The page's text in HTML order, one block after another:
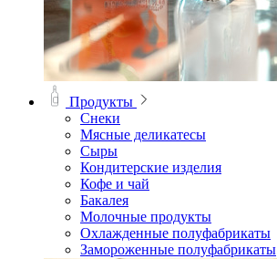
Продукты
Снеки
Мясные деликатесы
Сыры
Кондитерские изделия
Кофе и чай
Бакалея
Молочные продукты
Охлажденные полуфабрикаты
Замороженные полуфабрикаты